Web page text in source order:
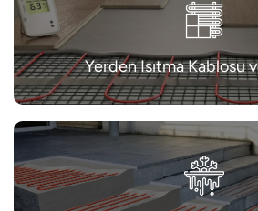
Yerden Isıtma Kablosu